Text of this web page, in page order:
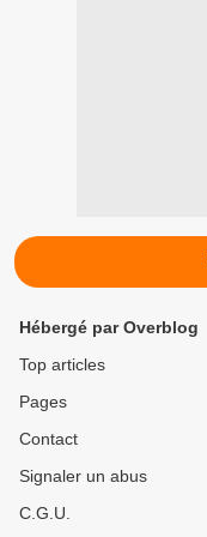
Hébergé par Overblog
Top articles
Pages
Contact
Signaler un abus
C.G.U.